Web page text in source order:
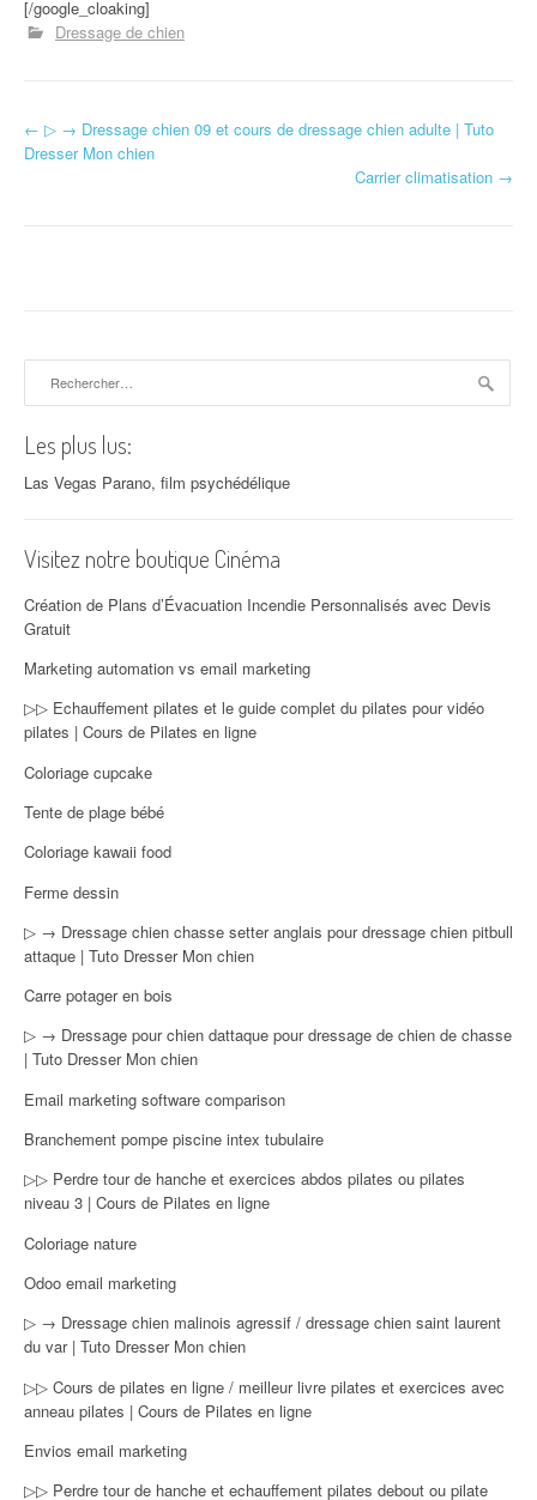
[/google_cloaking]
Dressage de chien
Navigation d'article
← ▷ → Dressage chien 09 et cours de dressage chien adulte | Tuto
Dresser Mon chien
Carrier climatisation →
Les plus lus:
Las Vegas Parano, film psychédélique
Visitez notre boutique Cinéma
Création de Plans d’Évacuation Incendie Personnalisés avec Devis
Gratuit
Marketing automation vs email marketing
▷▷ Echauffement pilates et le guide complet du pilates pour vidéo
pilates | Cours de Pilates en ligne
Coloriage cupcake
Tente de plage bébé
Coloriage kawaii food
Ferme dessin
▷ → Dressage chien chasse setter anglais pour dressage chien pitbull
attaque | Tuto Dresser Mon chien
Carre potager en bois
▷ → Dressage pour chien dattaque pour dressage de chien de chasse
| Tuto Dresser Mon chien
Email marketing software comparison
Branchement pompe piscine intex tubulaire
▷▷ Perdre tour de hanche et exercices abdos pilates ou pilates
niveau 3 | Cours de Pilates en ligne
Coloriage nature
Odoo email marketing
▷ → Dressage chien malinois agressif / dressage chien saint laurent
du var | Tuto Dresser Mon chien
▷▷ Cours de pilates en ligne / meilleur livre pilates et exercices avec
anneau pilates | Cours de Pilates en ligne
Envios email marketing
▷▷ Perdre tour de hanche et echauffement pilates debout ou pilate